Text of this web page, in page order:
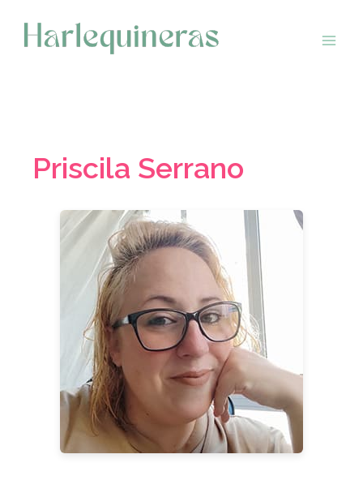
contenido
Priscila Serrano